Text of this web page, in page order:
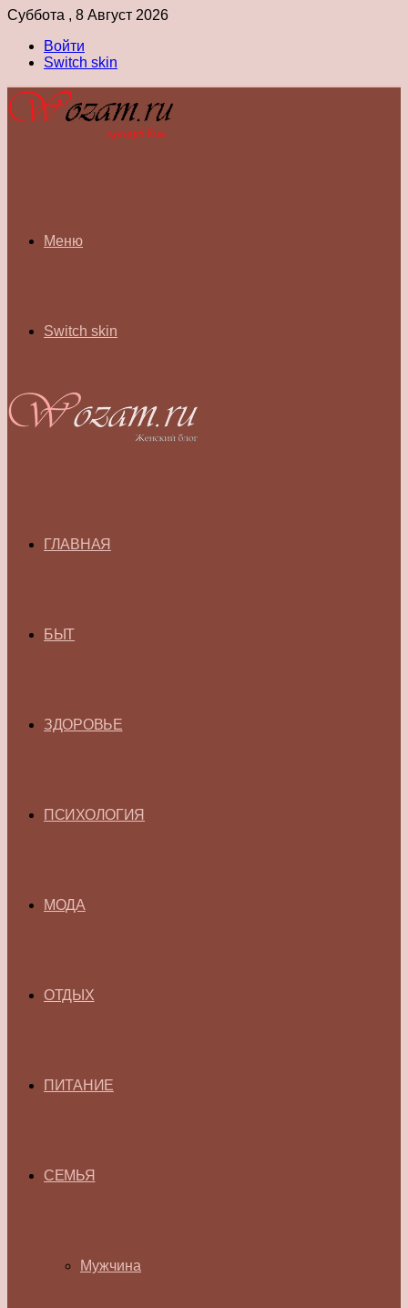
Суббота , 8 Август 2026
Войти
Switch skin
Меню
Switch skin
ГЛАВНАЯ
БЫТ
ЗДОРОВЬЕ
ПСИХОЛОГИЯ
МОДА
ОТДЫХ
ПИТАНИЕ
СЕМЬЯ
Мужчина